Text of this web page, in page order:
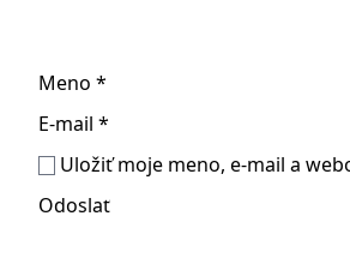
Meno *
E-mail *
Uložiť moje meno, e-mail a